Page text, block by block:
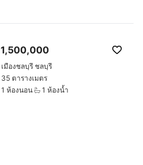
1,500,000
เมืองชลบุรี ชลบุรี
35 ตารางเมตร
1 ห้องนอน
1 ห้องน้ำ